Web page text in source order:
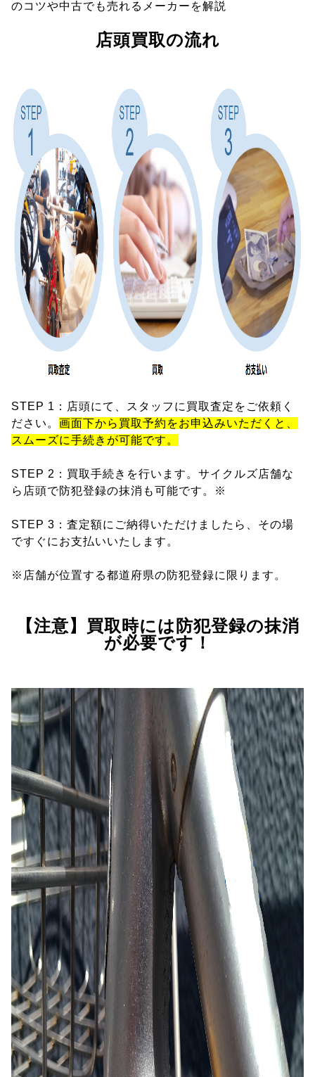
のコツや中古でも売れるメーカーを解説
店頭買取の流れ
STEP 1：店頭にて、スタッフに買取査定をご依頼く
ださい。 画面下から買取予約をお申込みいただくと、
スムーズに手続きが可能です。
STEP 2：買取手続きを行います。サイクルズ店舗な
ら店頭で防犯登録の抹消も可能です。※
STEP 3：査定額にご納得いただけましたら、その場
ですぐにお支払いいたします。
※店舗が位置する都道府県の防犯登録に限ります。
【注意】買取時には防犯登録の抹消
が必要です！